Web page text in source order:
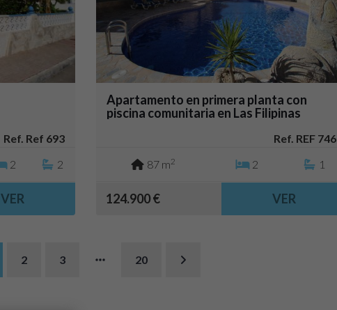
Ref. Ref 693
2 2
VER
Apartamento en primera planta con
piscina comunitaria en Las Filipinas
Ref. REF 746
87 m2 2 1
124.900 € VER
2 3 20